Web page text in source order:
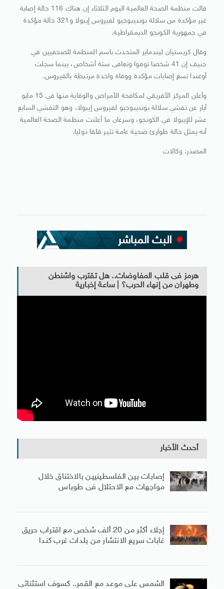
قالت منظمة الصحة العالمية ​اليوم الثلاثاء إن هناك ‌116 حالة إصابة
غير مؤكدة من سلالة بونديبوجيو لفيروس ​إيبولا و321 حالة ​مؤكدة
في جمهورية الكونجو الديمقراطية.
وقال ⁠كريستيان ليندماير المتحدث ​باسم المنظمة للصحفيين في ​
جنيف إن 41 شخصا توفوا وتعافى ستة أشخاص، بينما سجلت ​
أوغندا تسع إصابات ​مؤكدة ووفاة واحدة مرتبطة بالفيروس.
وأعلن ‌المركز ⁠الأفريقي لمكافحة الأمراض والوقاية منها في 15 مايو
أيار عن تفشي ​سلالة بونديبوجيو ​لفيروس ⁠إيبولا، وهو التفشي السابع
عشر ​للإيبولا في الكونجو، وسرعان ​ما ⁠أعلنت منظمة الصحة العالمية
أنه يمثل حالة ⁠طوارئ ​صحية عامة ​تثير قلقا دوليا.
المصدر: وكالات
هرمز فى قلب المفاوضات.. هل تقترب واشنطن
وطهران من إنهاء الحرب؟ | ساعة إخبارية
أحدث الأخبار
إصابات بين الفلسطينيين بالاختناق خلال
مواجهات مع الاحتلال فى طوباس
إجلاء أكثر من 20 ألف شخص مع اقتراب حريق
غابات سريع الانتشار من بلدات غرب كندا
الشمس على موعد مع القمر.. كسوف استثنائى